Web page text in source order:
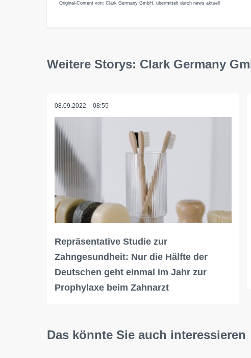
Original-Content von: Clark Germany GmbH, übermittelt durch news aktuell
Weitere Storys: Clark Germany
08.09.2022 – 08:55
Repräsentative Studie zur
Zahngesundheit: Nur die Hälfte der
Deutschen geht einmal im Jahr zur
Prophylaxe beim Zahnarzt
Das könnte Sie auch interessieren